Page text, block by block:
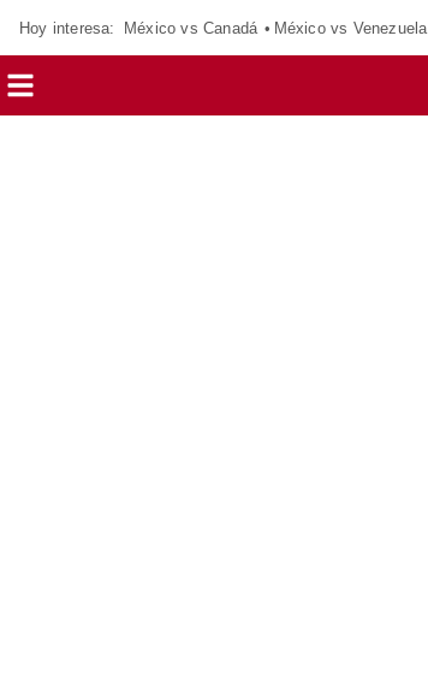
Hoy interesa: México vs Canadá México vs Venezuela